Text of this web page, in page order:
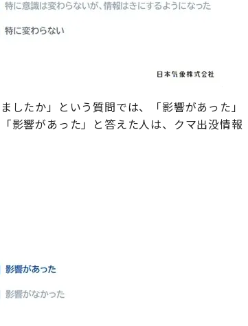
たか」という質問では、「影響があった」
影響があった」と答えた人は、クマ出没情報